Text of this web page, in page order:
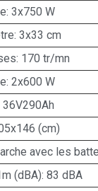
3x750 W
3x33 cm
170 tr/mn
2x600 W
(cm)
avec les
(dBA): 83 dBA